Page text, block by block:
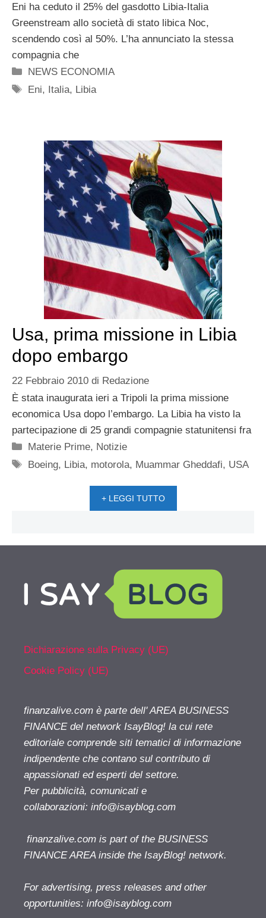
Eni ha ceduto il 25% del gasdotto Libia-Italia
Greenstream allo società di stato libica Noc,
scendendo così al 50%. L’ha annunciato la stessa
compagnia che
Categorie
NEWS ECONOMIA
Tag
Eni, Italia, Libia
Usa, prima missione in Libia
dopo embargo
22 Febbraio 2010 di Redazione
È stata inaugurata ieri a Tripoli la prima missione
economica Usa dopo l’embargo. La Libia ha visto la
partecipazione di 25 grandi compagnie statunitensi fra
Categorie
Materie Prime, Notizie
Tag
Boeing, Libia, motorola, Muammar Gheddafi, USA
+ LEGGI TUTTO
Dichiarazione sulla Privacy (UE)
Cookie Policy (UE)
finanzalive.com è parte dell' AREA BUSINESS
FINANCE del network IsayBlog! la cui rete
editoriale comprende siti tematici di informazione
indipendente che contano sul contributo di
appassionati ed esperti del settore.
Per pubblicità, comunicati e
collaborazioni: info@isayblog.com
finanzalive.com is part of the BUSINESS
FINANCE AREA inside the IsayBlog! network.
For advertising, press releases and other
opportunities: info@isayblog.com